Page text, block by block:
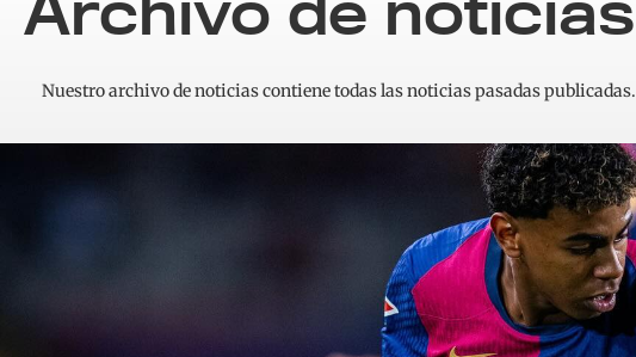
Nuestro archivo de noticias contiene todas las noticias pasadas publicadas.